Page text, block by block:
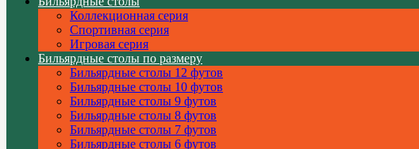
Коллекционная серия
Спортивная серия
Игровая серия
Бильярдные столы по размеру
Бильярдные столы 12 футов
Бильярдные столы 10 футов
Бильярдные столы 9 футов
Бильярдные столы 8 футов
Бильярдные столы 7 футов
Бильярдные столы 6 футов